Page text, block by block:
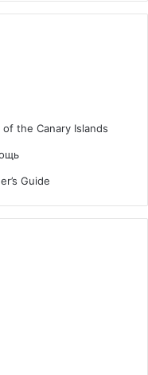
the Canary Islands
Guide